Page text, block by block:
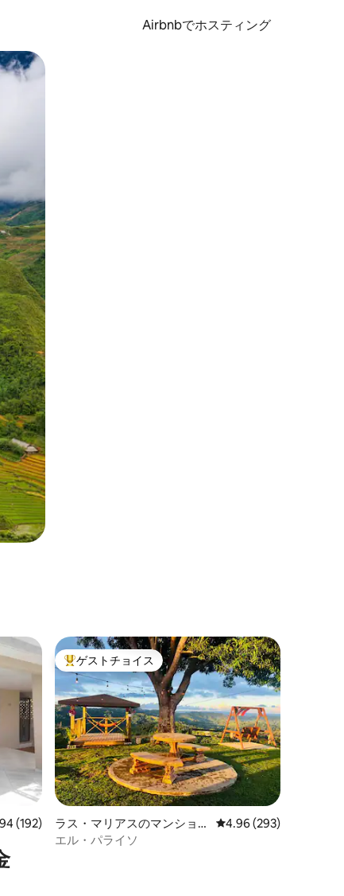
Airbnbでホスティング
きます。
ュー192件、5つ星中4.94つ星の平均評価
(192)
大好評のゲストチョイスです。
ゲストチョイス
ラス・マリアスのマンショ
ン・アパート
レビュー293件、5つ星
4.96 (293)
エル・パライソ